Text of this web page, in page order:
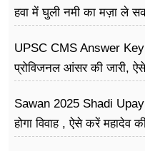
हवा में घुली नमी का मज़ा ले
UPSC CMS Answer Key
प्रोविजनल आंसर की जारी,
Sawan 2025 Shadi
होगा विवाह , ऐसे करें महादेव